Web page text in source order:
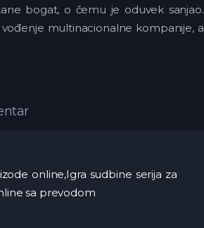
bogat, o čemu je oduvek sanjao.
multinacionalne kompanije, a
online,Igra sudbine serija za
sa prevodom